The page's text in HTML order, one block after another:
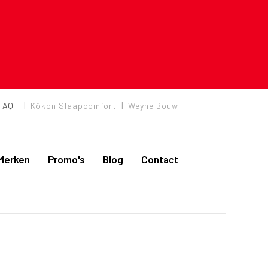
| Kôkon Slaapcomfort | Weyne Bouw
Promo's Blog Contact